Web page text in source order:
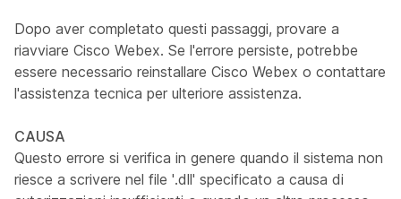
Dopo aver completato questi passaggi, provare a
riavviare Cisco Webex. Se l'errore persiste, potrebbe
essere necessario reinstallare Cisco Webex o contattare
l'assistenza tecnica per ulteriore assistenza.
CAUSA
Questo errore si verifica in genere quando il sistema non
riesce a scrivere nel file '.dll' specificato a causa di